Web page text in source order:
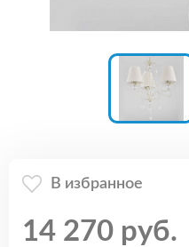
В избранное
14 270 руб.